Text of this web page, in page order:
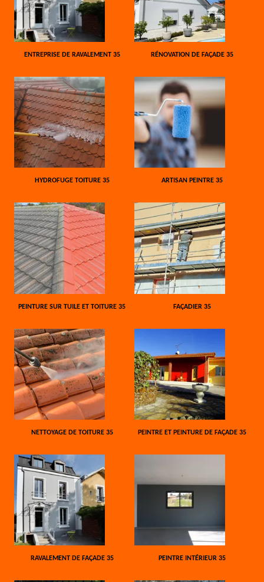
ENTREPRISE DE RAVALEMENT 35 RÉNOVATION DE FAÇADE 35
HYDROFUGE TOITURE 35 ARTISAN PEINTRE 35
PEINTURE SUR TUILE ET TOITURE 35 FAÇADIER 35
NETTOYAGE DE TOITURE 35 PEINTRE ET PEINTURE DE FAÇADE 35
RAVALEMENT DE FAÇADE 35 PEINTRE INTÉRIEUR 35